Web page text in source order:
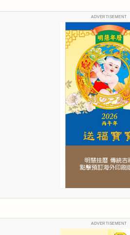
ADVERTISEMENT
ADVERTISEMENT